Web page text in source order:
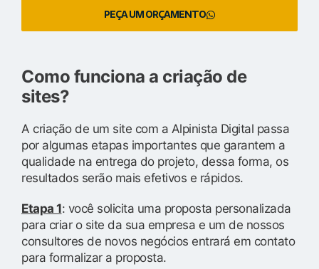
PEÇA UM ORÇAMENTO
Como funciona a criação de
sites?
A criação de um site com a Alpinista Digital passa
por algumas etapas importantes que garantem a
qualidade na entrega do projeto, dessa forma, os
resultados serão mais efetivos e rápidos.
Etapa 1: você solicita uma proposta personalizada
para criar o site da sua empresa e um de nossos
consultores de novos negócios entrará em contato
para formalizar a proposta.